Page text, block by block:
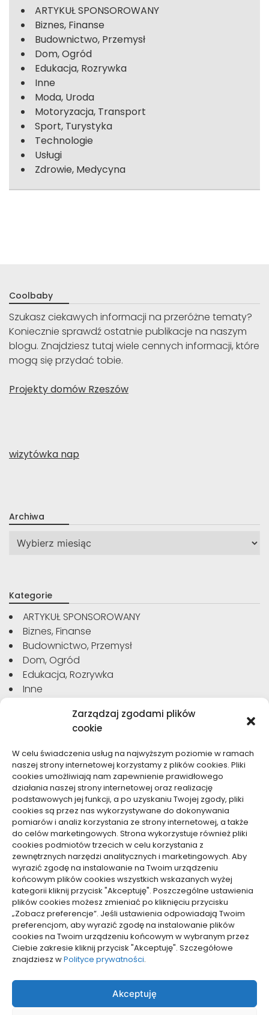
Zarządzaj zgodami plików
cookie
W celu świadczenia usług na najwyższym poziomie w ramach
naszej strony internetowej korzystamy z plików cookies. Pliki
cookies umożliwiają nam zapewnienie prawidłowego
działania naszej strony internetowej oraz realizację
podstawowych jej funkcji, a po uzyskaniu Twojej zgody, pliki
cookies są przez nas wykorzystywane do dokonywania
pomiarów i analiz korzystania ze strony internetowej, a także
do celów marketingowych. Strona wykorzystuje również pliki
cookies podmiotów trzecich w celu korzystania z
zewnętrznych narzędzi analitycznych i marketingowych. Aby
wyrazić zgodę na instalowanie na Twoim urządzeniu
końcowym plików cookies wszystkich wskazanych wyżej
kategorii kliknij przycisk "Akceptuję". Poszczególne ustawienia
plików cookies możesz zmieniać po kliknięciu przycisku
„Zobacz preferencje”. Jeśli ustawienia odpowiadają Twoim
preferencjom, aby wyrazić zgodę na instalowanie plików
cookies na Twoim urządzeniu końcowym w wybranym przez
Ciebie zakresie kliknij przycisk "Akceptuję". Szczegółowe
znajdziesz wPolityce prywatności.
Akceptuję
ARTYKUŁ SPONSOROWANY
Biznes, Finanse
Budownictwo, Przemysł
Dom, Ogród
Edukacja, Rozrywka
Inne
Moda, Uroda
Motoryzacja, Transport
Sport, Turystyka
Technologie
Usługi
Zdrowie, Medycyna
Coolbaby
Szukasz ciekawych informacji na przeróżne tematy?
Koniecznie sprawdź ostatnie publikacje na naszym
blogu. Znajdziesz tutaj wiele cennych informacji, które
mogą się przydać tobie.
Projekty domów Rzeszów
wizytówka nap
Archiwa
Archiwa
Kategorie
ARTYKUŁ SPONSOROWANY
Biznes, Finanse
Budownictwo, Przemysł
Dom, Ogród
Edukacja, Rozrywka
Inne
Motoryzacja, Transport
Sport, Turystyka
Usługi
Zdrowie, Medycyna
Dolącz do nas
Lubisz pisać teksty i chciałbyś się podzielić swoją
wiedzą z innymi? Dołącz do nas już teraz. Podziel się
swoją wiedzą z innymi.
Polityka plików cookies (EU)
Polityka prywatności